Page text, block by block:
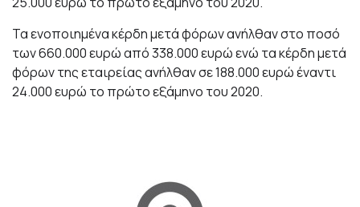
Τα ενοποιημένα κέρδη μετά φόρων ανήλθαν στο ποσό
των 660.000 ευρώ από 338.000 ευρώ ενώ τα κέρδη μετά
φόρων της εταιρείας ανήλθαν σε 188.000 ευρώ έναντι
24.000 ευρώ το πρώτο εξάμηνο του 2020.